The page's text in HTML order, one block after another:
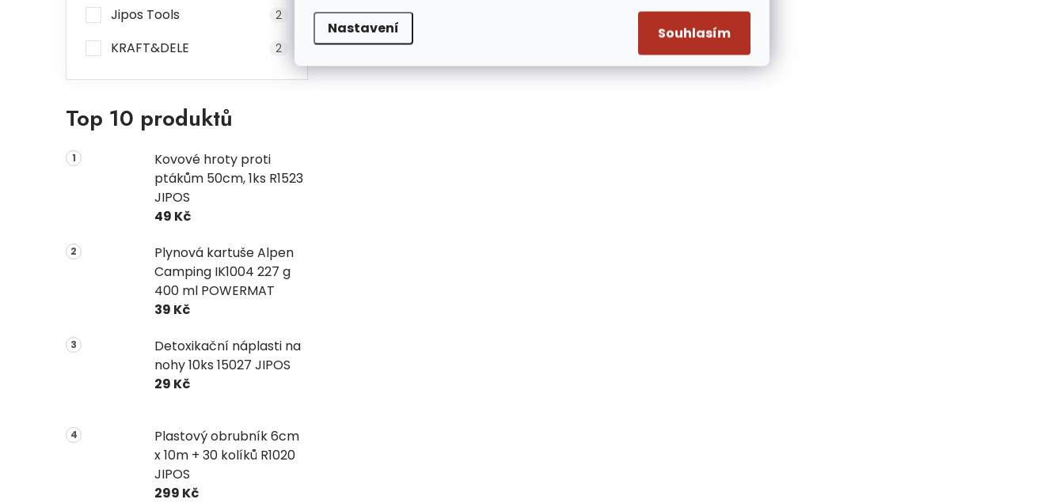
Nastavení Souhlasím
Jipos Tools 2
KRAFT&DELE 2
Top 10 produktů
Kovové hroty proti
ptákům 50cm, 1ks R1523
JIPOS
49 Kč
Plynová kartuše Alpen
Camping IK1004 227 g
400 ml POWERMAT
39 Kč
Detoxikační náplasti na
nohy 10ks 15027 JIPOS
29 Kč
Plastový obrubník 6cm
x 10m + 30 kolíků R1020
JIPOS
299 Kč